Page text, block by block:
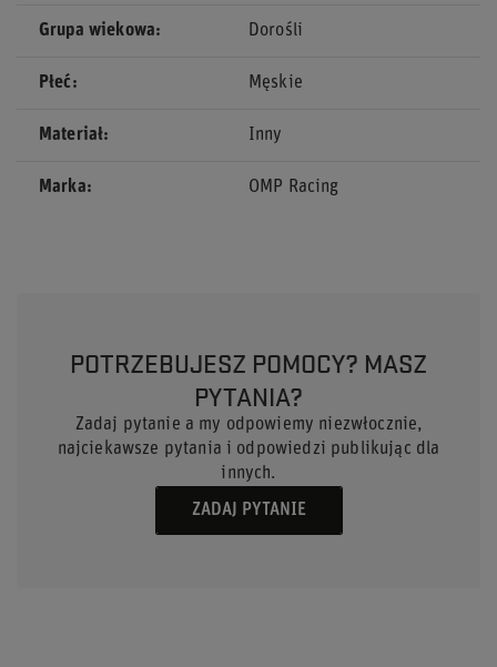
Grupa wiekowa Dorośli
Płeć Męskie
Materiał Inny
Marka OMP Racing
POTRZEBUJESZ POMOCY? MASZ
PYTANIA?
Zadaj pytanie a my odpowiemy niezwłocznie,
najciekawsze pytania i odpowiedzi publikując dla
innych.
ZADAJ PYTANIE